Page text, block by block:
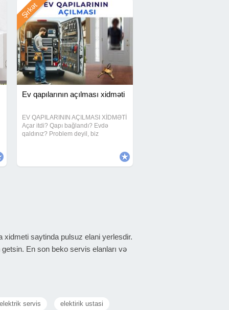
Ev qapılarının açılması xidməti
EV QAPILARININ AÇILMASI XİDMƏTİ
Açar itdi? Qapı bağlandı? Evdə
qaldınız? Problem deyil, biz
olunur 24/7
Şirkət
ƏLAQƏ İMKANI! XİDMƏT SONRASI 1